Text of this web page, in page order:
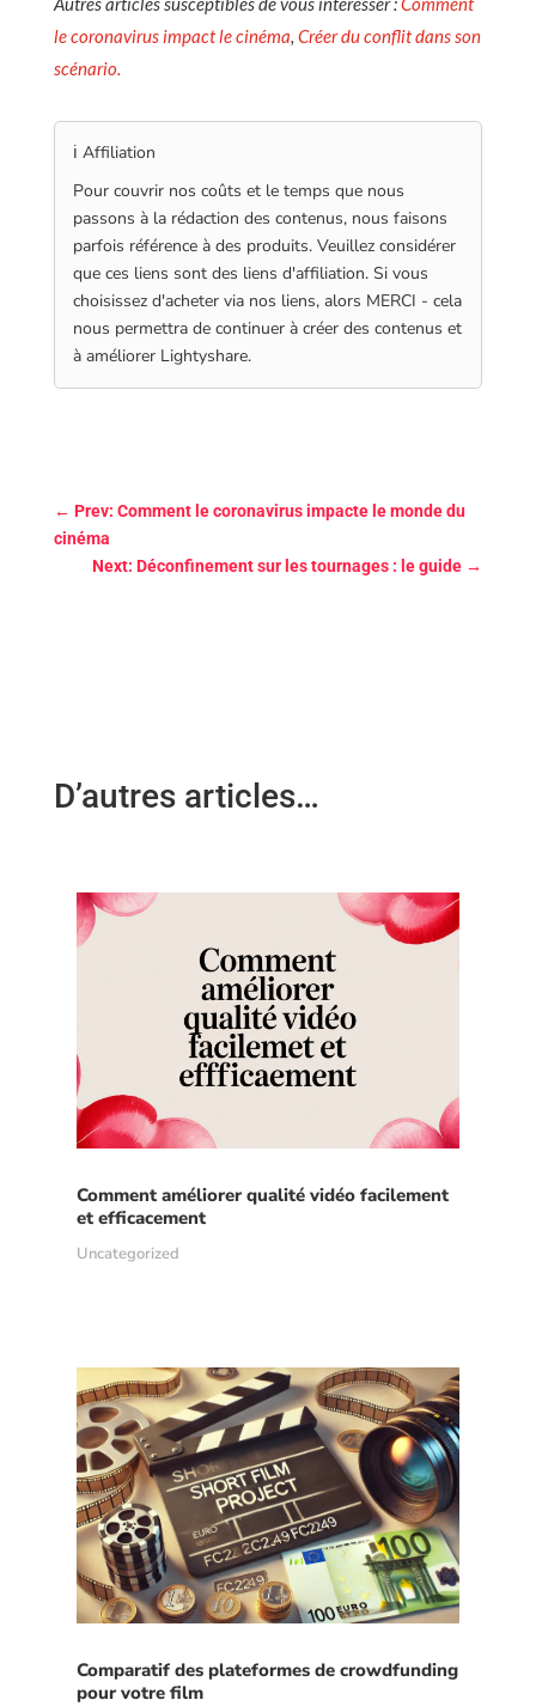
le coronavirus impact le cinéma, Créer du conflit dans son
scénario.
ℹ️ Affiliation
Pour couvrir nos coûts et le temps que nous
passons à la rédaction des contenus, nous faisons
parfois référence à des produits. Veuillez considérer
que ces liens sont des liens d'affiliation. Si vous
choisissez d'acheter via nos liens, alors MERCI - cela
nous permettra de continuer à créer des contenus et
à améliorer Lightyshare.
← Prev: Comment le coronavirus impacte le monde du
cinéma
Next: Déconfinement sur les tournages : le guide →
D’autres articles…
Comment améliorer qualité vidéo facilement
et efficacement
Uncategorized
Comparatif des plateformes de crowdfunding
pour votre film